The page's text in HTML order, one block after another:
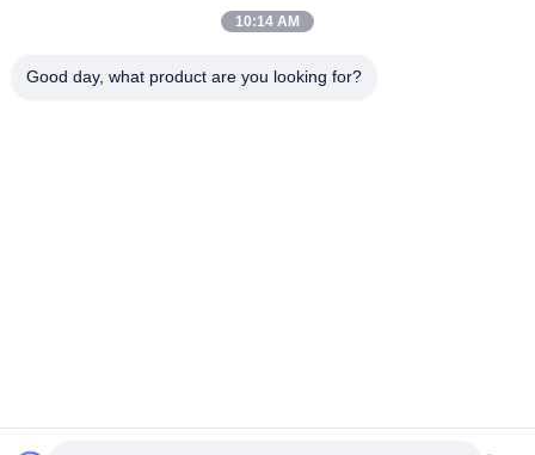
контроль качестваконтактные данные
10:14 AM
Good day, what product are you looking for?